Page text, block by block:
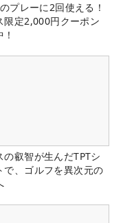
プレーに2回使える！
限定2,000円クーポン
の叡智が生んだTPTシ
で、ゴルフを異次元の